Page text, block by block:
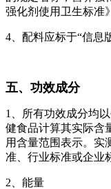
强化剂使用卫生标准
4、配料应标于“信息
五、功效成分
1、所有功效成分均
健食品计算其实际含
用含量范围表示。实
准、行业标准或企业
2、能量